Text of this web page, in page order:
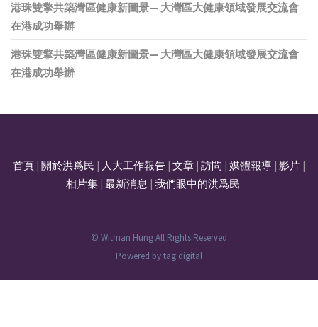
港珠雙擎共築灣區健康新圖景— 大灣區大健康領域發展交流會
在港成功舉辦
港珠雙擎共築灣區健康新圖景— 大灣區大健康領域發展交流會
在港成功舉辦
首頁 關於洪爲民 人大工作報告 文章 訪問 媒體報導 影片
相片集| 最新消息 我們眼中的洪爲民
© Witman Hung All Rights Reserved
Powered bytag.digital